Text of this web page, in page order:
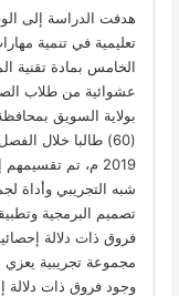
هدفت الدراسة إلى
تعليمية في تنمية
الخامس بمادة تقنية
عشوائية من طلاب
بولاية السويق
2019 م، تم
شبه التجريبي وأداة
تصميم البرمجية
مجموعة تجريبية يعزي